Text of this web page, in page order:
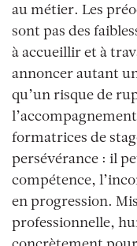
au métier. Les
sont pas des
à accueillir et à
annoncer autant
qu’un risque de
formatrices de
persévérance : il
compétence,
en progression.
professionnelle,